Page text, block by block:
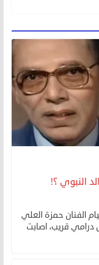
النبوي ؟!
الفنان حمزة العلي
قريب، اصابت